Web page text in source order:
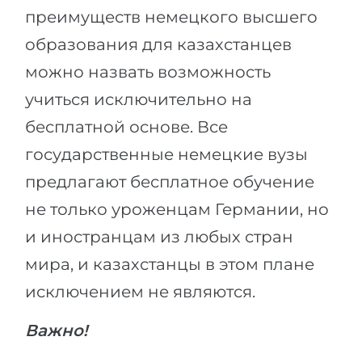
преимуществ немецкого высшего
образования для казахстанцев
можно назвать возможность
учиться исключительно на
бесплатной основе. Все
государственные немецкие вузы
предлагают бесплатное обучение
не только уроженцам Германии, но
и иностранцам из любых стран
мира, и казахстанцы в этом плане
исключением не являются.
Важно!